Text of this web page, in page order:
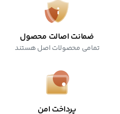
ضمانت اصالت محصول
تمامی محصولات اصل هستند
پرداخت امن